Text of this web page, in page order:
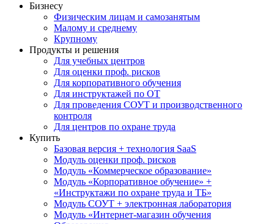
Бизнесу
Физическим лицам и самозанятым
Малому и среднему
Крупному
Продукты и решения
Для учебных центров
Для оценки проф. рисков
Для корпоративного обучения
Для инструктажей по ОТ
Для проведения СОУТ и производственного
контроля
Для центров по охране труда
Купить
Базовая версия + технология SaaS
Модуль оценки проф. рисков
Модуль «Коммерческое образование»
Модуль «Корпоративное обучение» +
«Инструктажи по охране труда и ТБ»
Модуль СОУТ + электронная лаборатория
Модуль «Интернет-магазин обучения